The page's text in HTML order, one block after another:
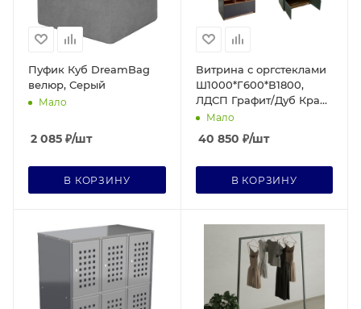
Пуфик Куб DreamBag
велюр, Серый
Мало
2 085 ₽/шт
В КОРЗИНУ
Витрина с оргстеклами
Ш1000*Г600*В1800,
ЛДСП Графит/Дуб Крафт
Золотой,полки ЛДСП (8
Мало
40 850 ₽/шт
В КОРЗИНУ